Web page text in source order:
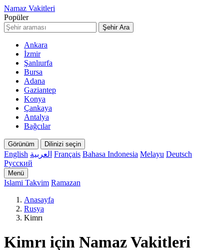
Namaz Vakitleri
Popüler
Şehir Ara
Ankara
İzmir
Şanlıurfa
Bursa
Adana
Gaziantep
Konya
Çankaya
Antalya
Bağcılar
Görünüm Dilinizi seçin
English العربية Français Bahasa Indonesia Melayu Deutsch
Русский
Menü
Islami Takvim Ramazan
Anasayfa
Rusya
Kimrı
Kimrı için Namaz Vakitleri